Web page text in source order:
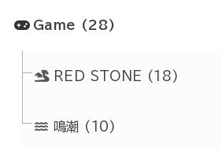
Game (28)
RED STONE (18)
鳴潮 (10)